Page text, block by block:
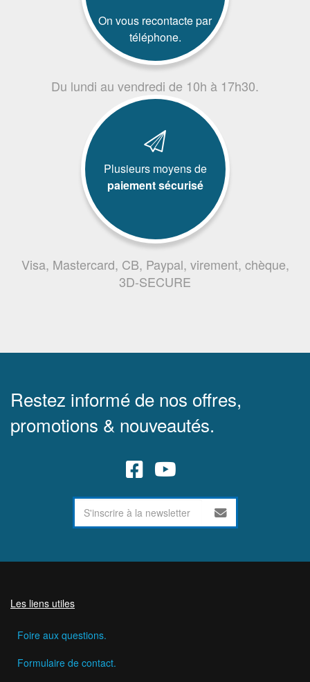
On vous recontacte par
téléphone.
Du lundi au vendredi de 10h à 17h30.
Plusieurs moyens de
paiement sécurisé
Visa, Mastercard, CB, Paypal, virement, chèque,
3D-SECURE
Restez informé de nos offres,
promotions & nouveautés.
Les liens utiles
Foire aux questions.
Formulaire de contact.